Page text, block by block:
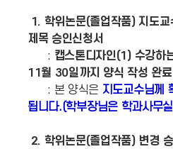
1. 학위논문(졸업작품) 지도
제목 승인신청서
: 캡스톤디자인(1) 수강하
11월 30일까지 양식 작성 완
: 본 양식은 지도교수님께
됩니다.(학부장님은 학과사무
2. 학위논문(졸업작품) 변경